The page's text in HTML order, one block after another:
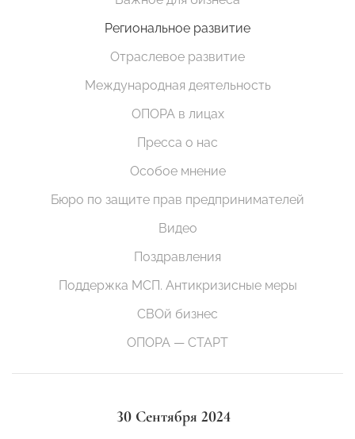
Региональное развитие
Отраслевое развитие
Международная деятельность
ОПОРА в лицах
Пресса о нас
Особое мнение
Бюро по защите прав предпринимателей
Видео
Поздравления
Поддержка МСП. Антикризисные меры
СВОй бизнес
ОПОРА — СТАРТ
30 Сентября 2024